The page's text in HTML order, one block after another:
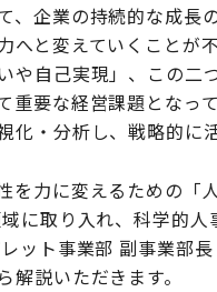
、企業の持続的な成長
と変えていくことが不
や自己実現」、この二
要な経営課題となって
・分析し、戦略的に
を力に変えるための「
に取り入れ、科学的
ット事業部 副事業部
説いただきます。